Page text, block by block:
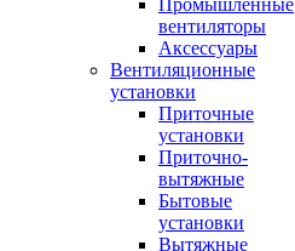
Промышленные
вентиляторы
Аксессуары
Вентиляционные
установки
Приточные
установки
Приточно-
вытяжные
Бытовые
установки
Вытяжные